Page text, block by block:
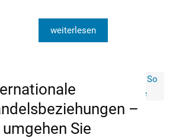
weiterlesen
–
umgehen Sie